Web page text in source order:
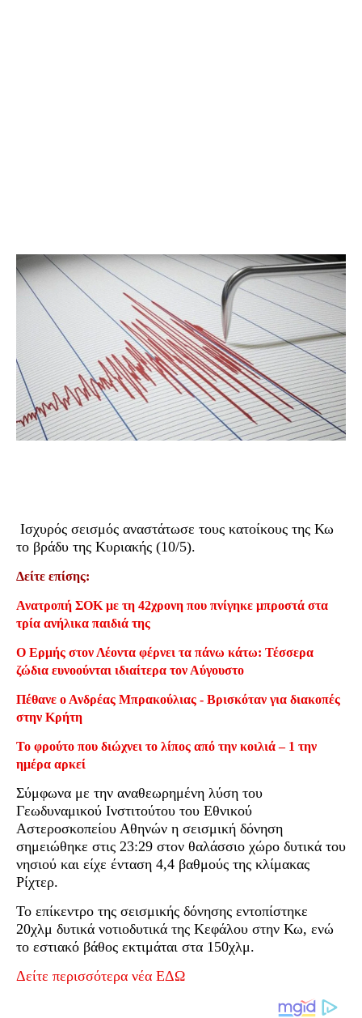
Ισχυρός σεισμός αναστάτωσε τους κατοίκους της Κω
το βράδυ της Κυριακής (10/5).
Δείτε επίσης:
Ανατροπή ΣΟΚ με τη 42χρονη που πνίγηκε μπροστά στα
τρία ανήλικα παιδιά της
Ο Ερμής στον Λέοντα φέρνει τα πάνω κάτω: Τέσσερα
ζώδια ευνοούνται ιδιαίτερα τον Αύγουστο
Πέθανε ο Ανδρέας Μπρακούλιας - Βρισκόταν για διακοπές
στην Κρήτη
Το φρούτο που διώχνει το λίπος από την κοιλιά – 1 την
ημέρα αρκεί
Σύμφωνα με την αναθεωρημένη λύση του
Γεωδυναμικού Ινστιτούτου του Εθνικού
Αστεροσκοπείου Αθηνών η σεισμική δόνηση
σημειώθηκε στις 23:29 στον θαλάσσιο χώρο δυτικά του
νησιού και είχε ένταση 4,4 βαθμούς της κλίμακας
Ρίχτερ.
Το επίκεντρο της σεισμικής δόνησης εντοπίστηκε
20χλμ δυτικά νοτιοδυτικά της Κεφάλου στην Κω, ενώ
το εστιακό βάθος εκτιμάται στα 150χλμ.
Δείτε περισσότερα νέα ΕΔΩ